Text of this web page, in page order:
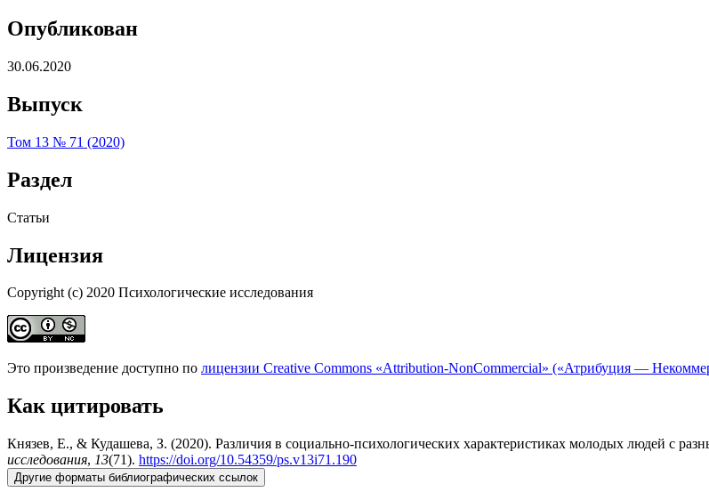
Опубликован
30.06.2020
Выпуск
Том 13 № 71 (2020)
Раздел
Статьи
Лицензия
Copyright (c) 2020 Психологические исследования
Это произведение доступно по лицензии Creative Commons «Attribution-NonCommercial» («Атрибуция —
Как цитировать
Князев, Е., & Кудашева, З. (2020). Различия в социально-психологических характеристиках молодых людей с
исследования, 13(71). https://doi.org/10.54359/ps.v13i71.190
Другие форматы библиографических ссылок